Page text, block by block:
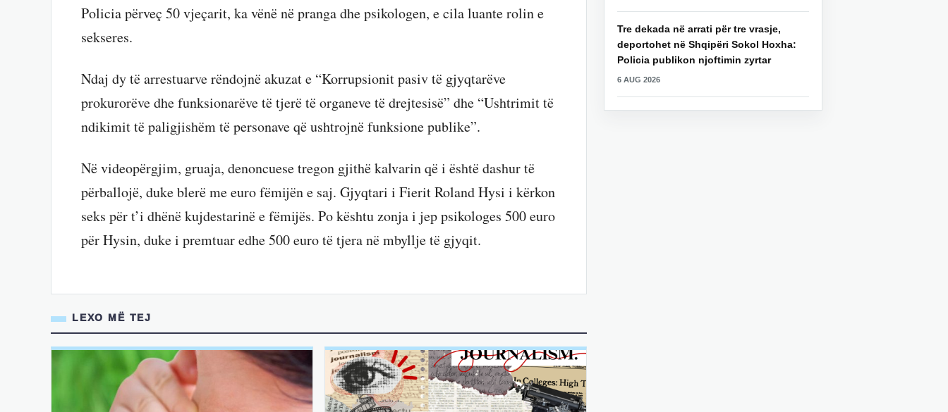
Policia përveç 50 vjeçarit, ka vënë në pranga dhe psikologen, e cila luante rolin e
sekseres.
Ndaj dy të arrestuarve rëndojnë akuzat e “Korrupsionit pasiv të gjyqtarëve
prokurorëve dhe funksionarëve të tjerë të organeve të drejtesisë” dhe “Ushtrimit të
ndikimit të paligjishëm të personave që ushtrojnë funksione publike”.
Në videopërgjim, gruaja, denoncuese tregon gjithë kalvarin që i është dashur të
përballojë, duke blerë me euro fëmijën e saj. Gjyqtari i Fierit Roland Hysi i kërkon
seks për t’i dhënë kujdestarinë e fëmijës. Po kështu zonja i jep psikologes 500 euro
për Hysin, duke i premtuar edhe 500 euro të tjera në mbyllje të gjyqit.
LEXO MË TEJ
Tre dekada në arrati për tre vrasje,
deportohet në Shqipëri Sokol Hoxha:
Policia publikon njoftimin zyrtar
6 AUG 2026